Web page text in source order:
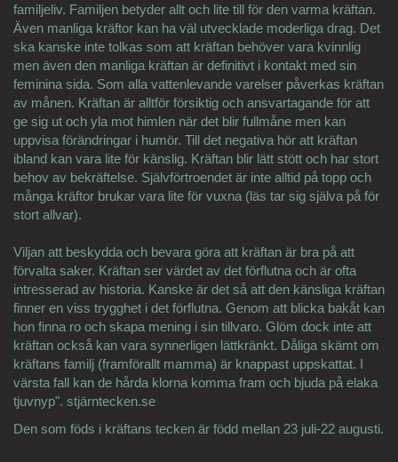
familjeliv. Familjen betyder allt och lite till för den varma kräftan.
Även manliga kräftor kan ha väl utvecklade moderliga drag. Det
ska kanske inte tolkas som att kräftan behöver vara kvinnlig
men även den manliga kräftan är definitivt i kontakt med sin
feminina sida. Som alla vattenlevande varelser påverkas kräftan
av månen. Kräftan är alltför försiktig och ansvartagande för att
ge sig ut och yla mot himlen när det blir fullmåne men kan
uppvisa förändringar i humör. Till det negativa hör att kräftan
ibland kan vara lite för känslig. Kräftan blir lätt stött och har stort
behov av bekräftelse. Självförtroendet är inte alltid på topp och
många kräftor brukar vara lite för vuxna (läs tar sig själva på för
stort allvar).
Viljan att beskydda och bevara göra att kräftan är bra på att
förvalta saker. Kräftan ser värdet av det förflutna och är ofta
intresserad av historia. Kanske är det så att den känsliga kräftan
finner en viss trygghet i det förflutna. Genom att blicka bakåt kan
hon finna ro och skapa mening i sin tillvaro. Glöm dock inte att
kräftan också kan vara synnerligen lättkränkt. Dåliga skämt om
kräftans familj (framförallt mamma) är knappast uppskattat. I
värsta fall kan de hårda klorna komma fram och bjuda på elaka
tjuvnyp". stjärntecken.se
Den som föds i kräftans tecken är född mellan 23 juli-22 augusti.